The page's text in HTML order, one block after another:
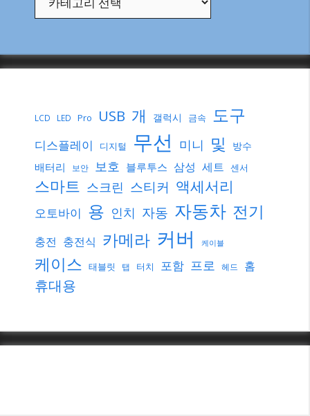
LCD LED Pro USB 개 갤럭시 금속 도구
디스플레이 디지털 무선 미니 및 방수
배터리 보안 보호 블루투스 삼성 세트 센서
스마트 스크린 스티커 액세서리
오토바이 용 인치 자동 자동차 전기
충전 충전식 카메라 커버 케이블
케이스 태블릿 탭 터치 포함 프로 헤드 홈
휴대용